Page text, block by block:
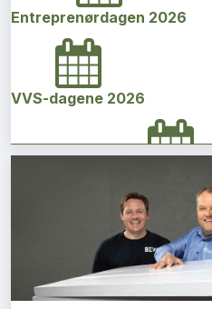
Entreprenørdagen 2026
VVS-dagene 2026
Norges bygg- og
Vi Bygger Vestland 2026